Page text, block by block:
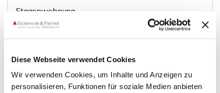
Diese Webseite verwendet Cookies
Wir verwenden Cookies, um Inhalte und Anzeigen zu
personalisieren, Funktionen für soziale Medien anbieten
Etagenwohnung
WOHNFLÄCHE
ZIMMER